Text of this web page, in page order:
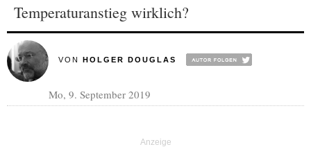
Temperaturanstieg wirklich?
VON HOLGER DOUGLAS
Mo, 9. September 2019